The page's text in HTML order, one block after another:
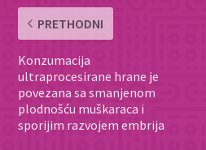
PRETHODNI
Konzumacija
ultraprocesirane hrane je
povezana sa smanjenom
plodnošću muškaraca i
sporijim razvojem embrija